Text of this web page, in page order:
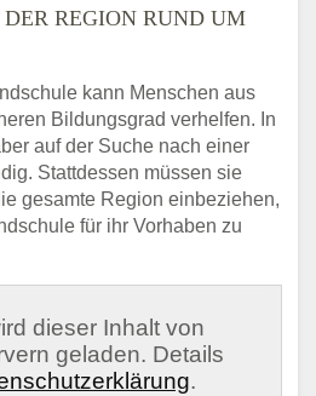
REGION RUND UM
kann Menschen aus
Bildungsgrad verhelfen. In
auf der Suche nach einer
Stattdessen müssen sie
gesamte Region einbeziehen,
für ihr Vorhaben zu
dieser Inhalt von
geladen. Details
.